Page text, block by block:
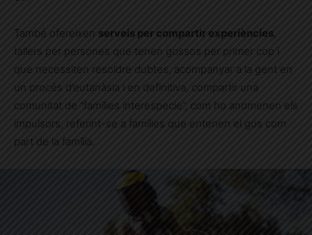
També ofereixen serveis per compartir experiències
tallers per persones que tenen gossos per primer cop i
que necessiten resoldre dubtes, acompanyar a la gent en
un procés d’eutanàsia i en definitiva, compartir una
comunitat de “famílies interespecie”, com ho anomenen els
impulsors, referint-se a famílies que entenen el gos com
part de la família.